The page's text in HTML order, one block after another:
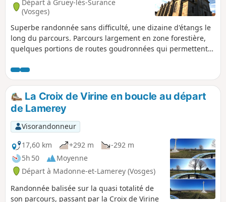
Départ à Gruey-lès-Surance
(Vosges)
Superbe randonnée sans difficulté, une dizaine d'étangs le
long du parcours. Parcours largement en zone forestière,
quelques portions de routes goudronnées qui permettent
de la Vöge et des villages lorrains. Gruey-lès-Surance est
classé : village pittoresque de la Vôge. En période de chasse
renseignez-vous auprès des communes traversées.
La Croix de Virine en boucle au départ
de Lamerey
Visorandonneur
17,60 km
+292 m
-292 m
5h 50
Moyenne
Départ à Madonne-et-Lamerey (Vosges)
Randonnée balisée sur la quasi totalité de
son parcours, passant par la Croix de Virine